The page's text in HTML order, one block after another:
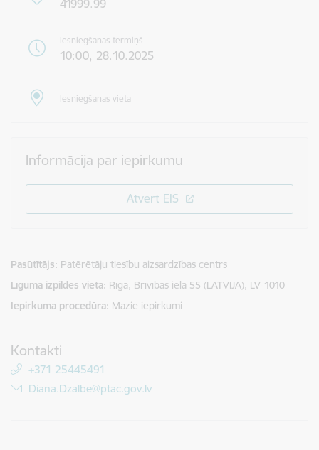
41999.99
Iesniegšanas termiņš
10:00, 28.10.2025
Iesniegšanas vieta
Informācija par iepirkumu
Atvērt EIS
Pasūtītājs Patērētāju tiesību aizsardzības centrs
Līguma izpildes vieta Rīga, Brīvības iela 55 (LATVIJA), LV-1010
Iepirkuma procedūra Mazie iepirkumi
Kontakti
+371 25445491
E-pasts:
Diana.Dzalbe@ptac.gov.lv